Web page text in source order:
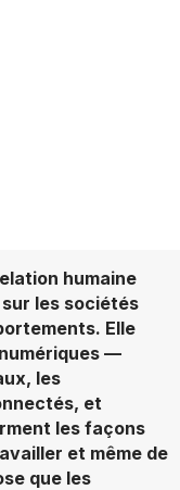
humaine
les sociétés
Elle
—
les
et
les façons
et même de
que les